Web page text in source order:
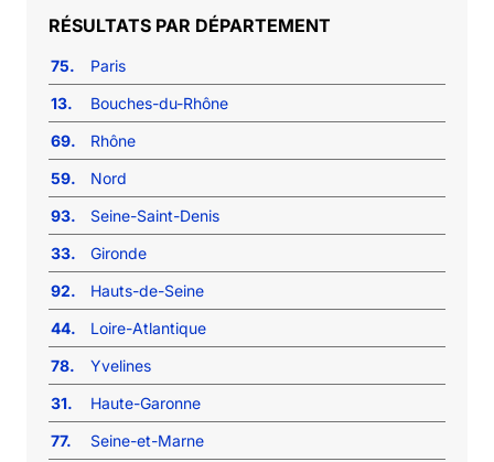
RÉSULTATS PAR DÉPARTEMENT
75.
Paris
13.
Bouches-du-Rhône
69.
Rhône
59.
Nord
93.
Seine-Saint-Denis
33.
Gironde
92.
Hauts-de-Seine
44.
Loire-Atlantique
78.
Yvelines
31.
Haute-Garonne
77.
Seine-et-Marne